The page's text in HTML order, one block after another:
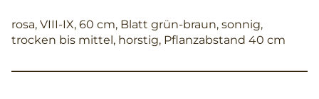
rosa, VIII-IX, 60 cm, Blatt grün-braun, sonnig,
trocken bis mittel, horstig, Pflanzabstand 40 cm